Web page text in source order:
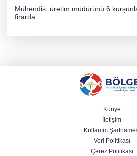
Mühendis, üretim müdürünü 6
firarda...
Künye
İletişim
Kullanım
Veri Politikası
Çerez Politikası